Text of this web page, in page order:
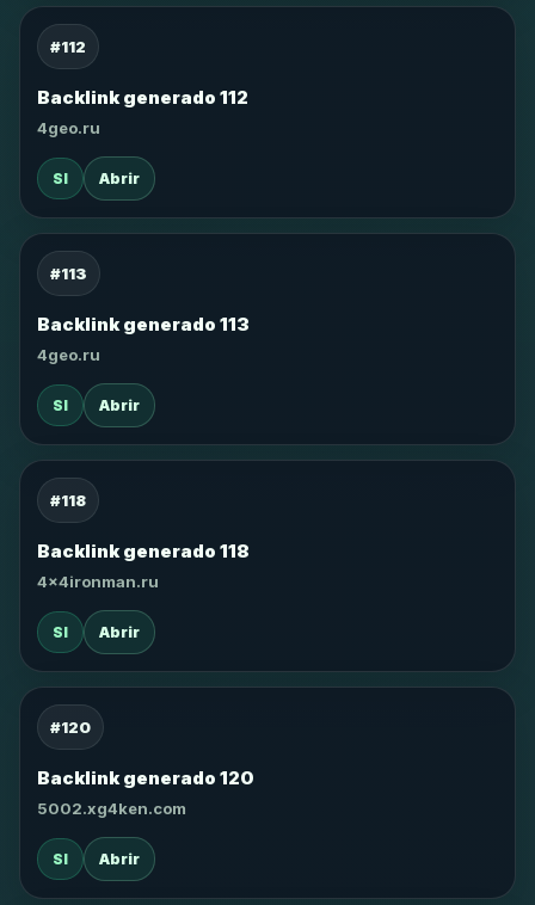
#112
Backlink generado 112
4geo.ru
SI Abrir
#113
Backlink generado 113
4geo.ru
SI Abrir
#118
Backlink generado 118
4x4ironman.ru
SI Abrir
#120
Backlink generado 120
5002.xg4ken.com
SI Abrir